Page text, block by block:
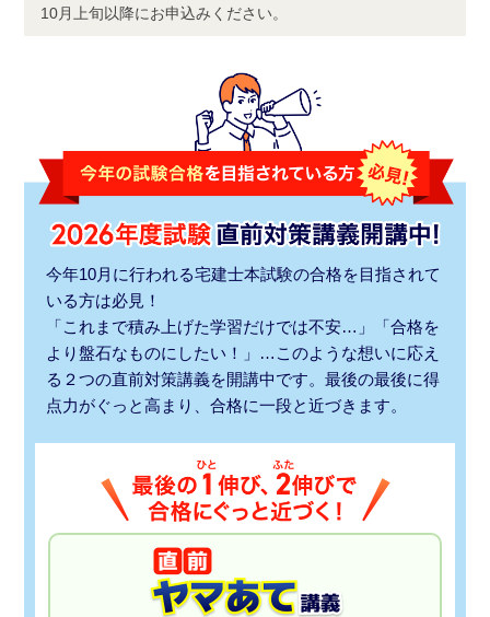
10月上旬以降にお申込みください。
今年10月に行われる宅建士本試験の合格を目指されて
いる方は必見！
「これまで積み上げた学習だけでは不安…」「合格を
より盤石なものにしたい！」…このような想いに応え
る２つの直前対策講義を開講中です。最後の最後に得
点力がぐっと高まり、合格に一段と近づきます。